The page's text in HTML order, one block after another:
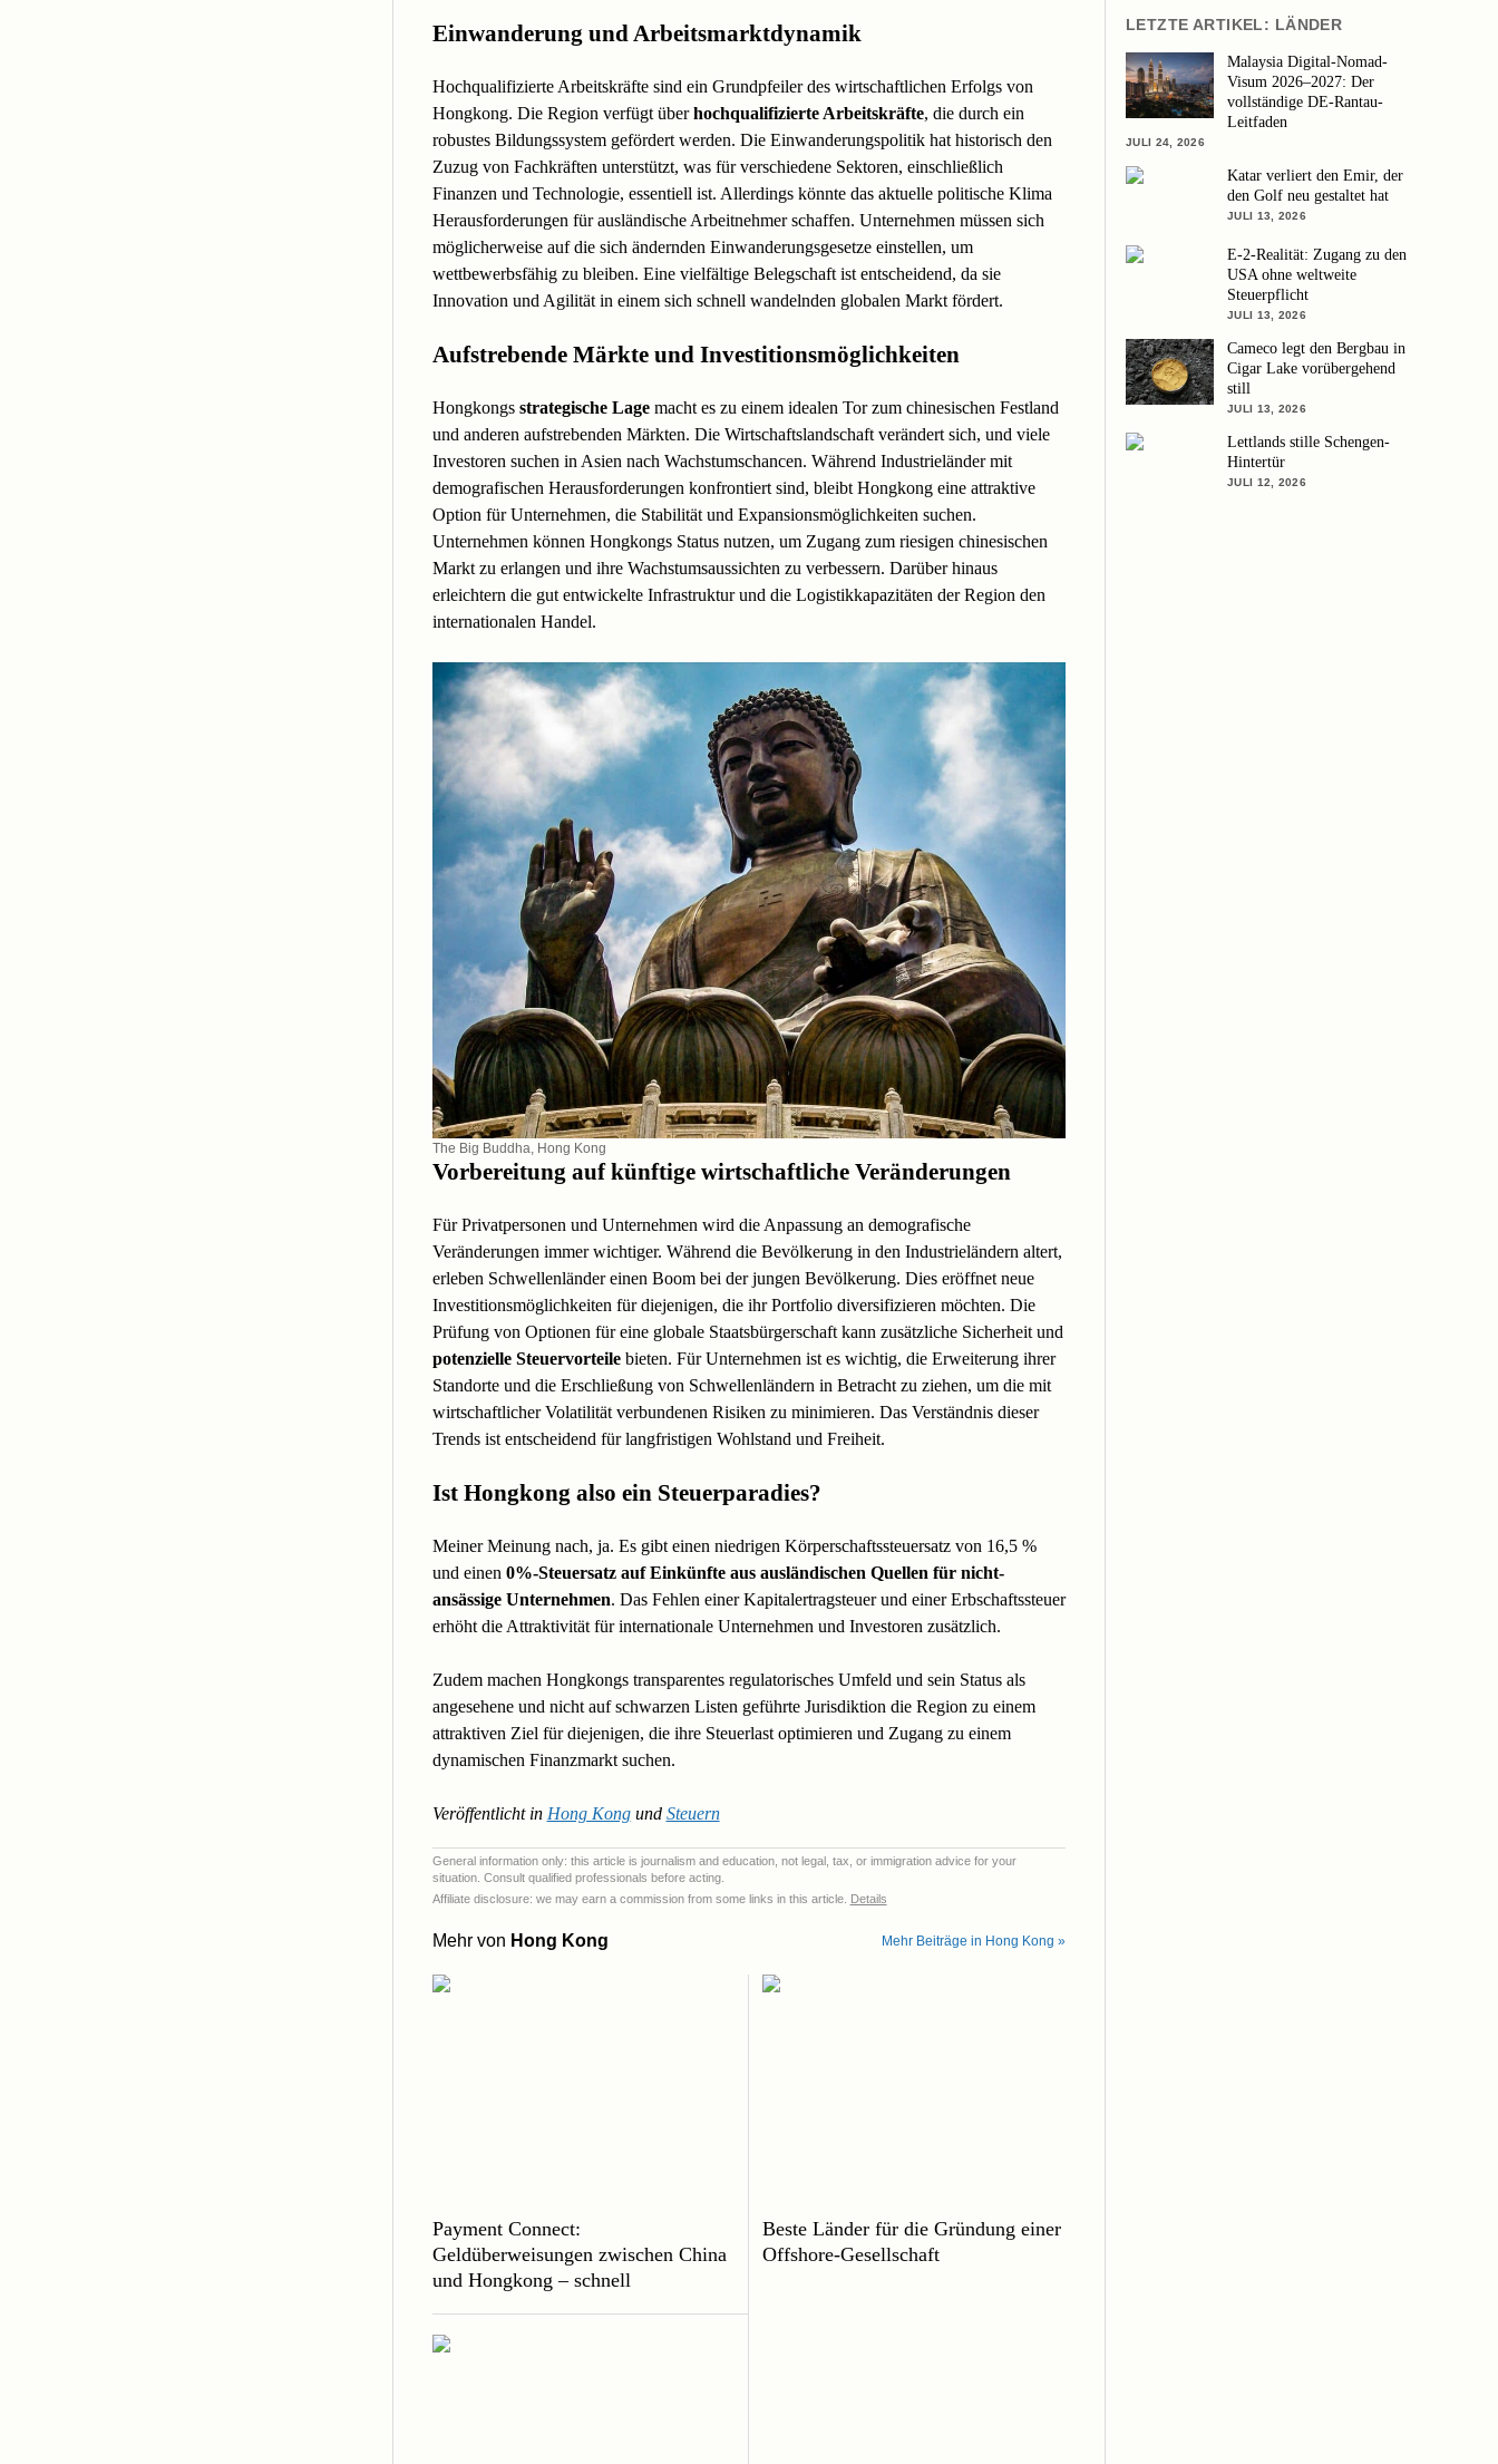
Einwanderung und Arbeitsmarktdynamik
Hochqualifizierte Arbeitskräfte sind ein Grundpfeiler des wirtschaftlichen Erfolgs von
Hongkong. Die Region verfügt überhochqualifizierte Arbeitskräfte, die durch ein
robustes Bildungssystem gefördert werden. Die Einwanderungspolitik hat historisch den
Zuzug von Fachkräften unterstützt, was für verschiedene Sektoren, einschließlich
Finanzen und Technologie, essentiell ist. Allerdings könnte das aktuelle politische Klima
Herausforderungen für ausländische Arbeitnehmer schaffen. Unternehmen müssen sich
möglicherweise auf die sich ändernden Einwanderungsgesetze einstellen, um
wettbewerbsfähig zu bleiben. Eine vielfältige Belegschaft ist entscheidend, da sie
Innovation und Agilität in einem sich schnell wandelnden globalen Markt fördert.
Aufstrebende Märkte und Investitionsmöglichkeiten
Hongkongs strategische Lagemacht es zu einem idealen Tor zum chinesischen Festland
und anderen aufstrebenden Märkten. Die Wirtschaftslandschaft verändert sich, und viele
Investoren suchen in Asien nach Wachstumschancen. Während Industrieländer mit
demografischen Herausforderungen konfrontiert sind, bleibt Hongkong eine attraktive
Option für Unternehmen, die Stabilität und Expansionsmöglichkeiten suchen.
Unternehmen können Hongkongs Status nutzen, um Zugang zum riesigen chinesischen
Markt zu erlangen und ihre Wachstumsaussichten zu verbessern. Darüber hinaus
erleichtern die gut entwickelte Infrastruktur und die Logistikkapazitäten der Region den
internationalen Handel.
The Big Buddha, Hong Kong
Vorbereitung auf künftige wirtschaftliche Veränderungen
Für Privatpersonen und Unternehmen wird die Anpassung an demografische
Veränderungen immer wichtiger. Während die Bevölkerung in den Industrieländern altert,
erleben Schwellenländer einen Boom bei der jungen Bevölkerung. Dies eröffnet neue
Investitionsmöglichkeiten für diejenigen, die ihr Portfolio diversifizieren möchten. Die
Prüfung von Optionen für eine globale Staatsbürgerschaft kann zusätzliche Sicherheit und
potenzielle Steuervorteilebieten. Für Unternehmen ist es wichtig, die Erweiterung ihrer
Standorte und die Erschließung von Schwellenländern in Betracht zu ziehen, um die mit
wirtschaftlicher Volatilität verbundenen Risiken zu minimieren. Das Verständnis dieser
Trends ist entscheidend für langfristigen Wohlstand und Freiheit.
Ist Hongkong also ein Steuerparadies?
Meiner Meinung nach, ja. Es gibt einen niedrigen Körperschaftssteuersatz von 16,5 %
und einen 0%-Steuersatz auf Einkünfte aus ausländischen Quellen für nicht-
ansässige Unternehmen. Das Fehlen einer Kapitalertragsteuer und einer Erbschaftssteuer
erhöht die Attraktivität für internationale Unternehmen und Investoren zusätzlich.
Zudem machen Hongkongs transparentes regulatorisches Umfeld und sein Status als
angesehene und nicht auf schwarzen Listen geführte Jurisdiktion die Region zu einem
attraktiven Ziel für diejenigen, die ihre Steuerlast optimieren und Zugang zu einem
dynamischen Finanzmarkt suchen.
Veröffentlicht in Hong Kongund Steuern
General information only: this article is journalism and education, not legal, tax, or immigration advice for your
situation. Consult qualified professionals before acting.
Affiliate disclosure: we may earn a commission from some links in this article. Details
Mehr von Hong Kong Mehr Beiträge in Hong Kong »
Payment Connect:
Geldüberweisungen zwischen China
und Hongkong – schnell
Beste Länder für die Gründung einer
Offshore-Gesellschaft
LETZTE ARTIKEL: LÄNDER
Malaysia Digital-Nomad-
Visum 2026–2027: Der
vollständige DE-Rantau-
Leitfaden
JULI 24, 2026
Katar verliert den Emir, der
den Golf neu gestaltet hat
JULI 13, 2026
E-2-Realität: Zugang zu den
USA ohne weltweite
Steuerpflicht
JULI 13, 2026
Cameco legt den Bergbau in
Cigar Lake vorübergehend
still
JULI 13, 2026
Lettlands stille Schengen-
Hintertür
JULI 12, 2026